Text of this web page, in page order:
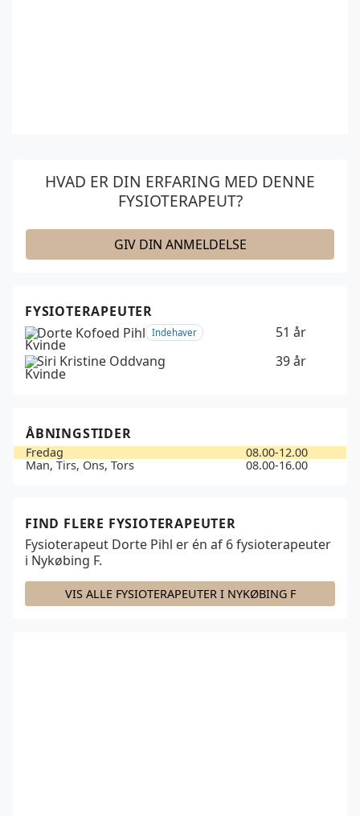
HVAD ER DIN ERFARING MED DENNE
FYSIOTERAPEUT?
GIV DIN ANMELDELSE
FYSIOTERAPEUTER
Dorte Kofoed Pihl Indehaver
51 år
Siri Kristine Oddvang
39 år
ÅBNINGSTIDER
Fredag
08.00-12.00
Man, Tirs, Ons, Tors
08.00-16.00
FIND FLERE FYSIOTERAPEUTER
Fysioterapeut Dorte Pihl er én af 6fysioterapeuter
i Nykøbing F.
VIS ALLE FYSIOTERAPEUTER I NYKØBING F